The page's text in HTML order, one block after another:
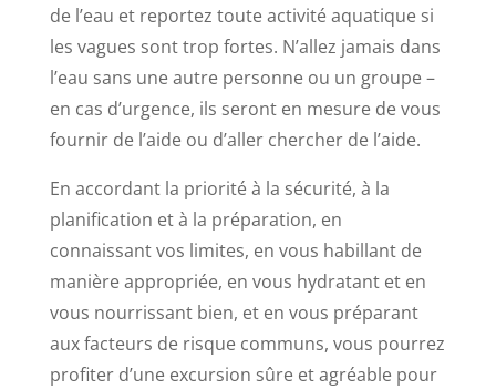
de l’eau et reportez toute activité aquatique si
les vagues sont trop fortes. N’allez jamais dans
l’eau sans une autre personne ou un groupe –
en cas d’urgence, ils seront en mesure de vous
fournir de l’aide ou d’aller chercher de l’aide.
En accordant la priorité à la sécurité, à la
planification et à la préparation, en
connaissant vos limites, en vous habillant de
manière appropriée, en vous hydratant et en
vous nourrissant bien, et en vous préparant
aux facteurs de risque communs, vous pourrez
profiter d’une excursion sûre et agréable pour